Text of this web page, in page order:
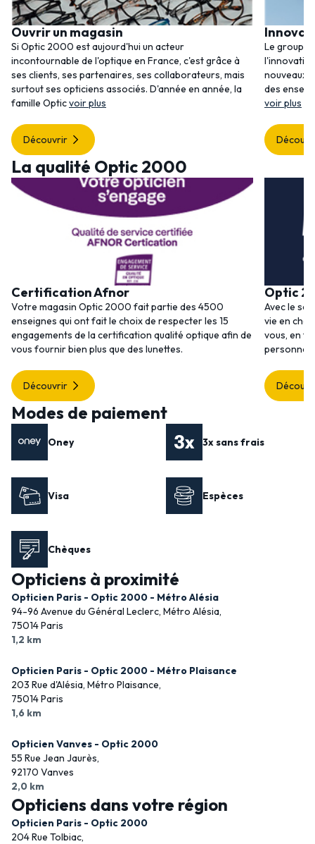
Ouvrir un magasin
Si Optic 2000 est aujourd'hui un acteur
incontournable de l'optique en France, c'est grâce à
ses clients, ses partenaires, ses collaborateurs, mais
surtout ses opticiens associés. D'année en année, la
famille Opticvoir plus
Découvrir
Le
nouveaux
des
voir plus
La qualité Optic 2000
Certification Afnor
Votre magasin Optic 2000 fait partie des 4500
enseignes qui ont fait le choix de respecter les 15
engagements de la certification qualité optique afin de
vous fournir bien plus que des lunettes.
Découvrir
Optic
Avec le
vie en
vous, en
Modes de paiement
Oney 3x sans frais
Visa Espèces
Chèques
Opticiens à proximité
Opticien Paris - Optic 2000 - Métro Alésia
94-96 Avenue du Général Leclerc, Métro Alésia,
75014 Paris
1,2 km
Opticien Paris - Optic 2000 - Métro Plaisance
203 Rue d'Alésia, Métro Plaisance,
75014 Paris
1,6 km
Opticien Vanves - Optic 2000
55 Rue Jean Jaurès,
92170 Vanves
2,0 km
Opticiens dans votre région
Opticien Paris - Optic 2000
204 Rue Tolbiac,